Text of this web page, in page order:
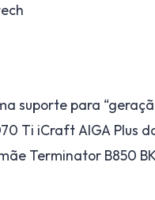
suporte para
Ti iCraft AIGA Plus
Terminator B850